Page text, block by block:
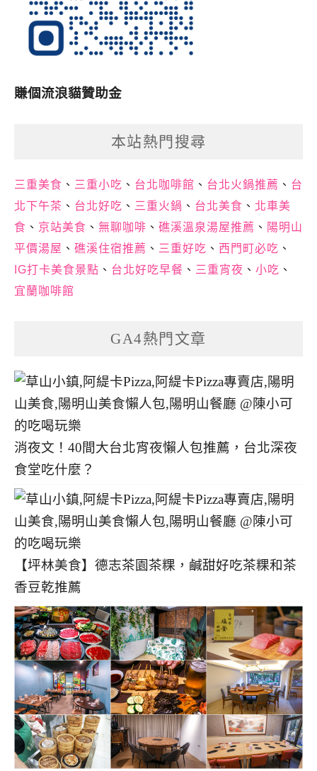
賺個流浪貓贊助金
本站熱門搜尋
三重美食 、 三重小吃 、 台北咖啡館 、 台北火鍋推薦 、 台
北下午茶 、 台北好吃 、 三重火鍋 、 台北美食 、 北車美
食 、 京站美食 、 無聊咖啡 、 礁溪溫泉湯屋推薦 、 陽明山
平價湯屋 、 礁溪住宿推薦 、 三重好吃 、 西門町必吃 、
IG打卡美食景點 、 台北好吃早餐 、 三重宵夜 、 小吃 、
宜蘭咖啡館
GA4熱門文章
消夜文！40間大台北宵夜懶人包推薦，台北深夜
食堂吃什麼？
【坪林美食】德志茶園茶粿，鹹甜好吃茶粿和茶
香豆乾推薦